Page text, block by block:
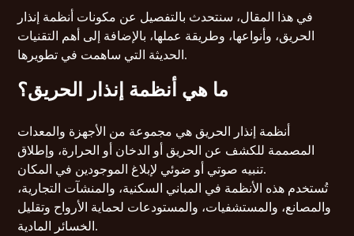
في هذا المقال، سنتحدث بالتفصيل عن مكونات أنظمة إنذار
الحريق، وأنواعها، وطريقة عملها، بالإضافة إلى أهم التقنيات
الحديثة التي ساهمت في تطويرها.
ما هي أنظمة إنذار الحريق؟
أنظمة إنذار الحريق هي مجموعة من الأجهزة والمعدات
المصممة للكشف عن الحريق أو الدخان أو الحرارة، وإطلاق
تنبيه صوتي أو ضوئي لإبلاغ الموجودين في المكان.
تُستخدم هذه الأنظمة في المباني السكنية، والمنشآت التجارية،
والمصانع، والمستشفيات، والمستودعات لحماية الأرواح وتقليل
الخسائر المادية.